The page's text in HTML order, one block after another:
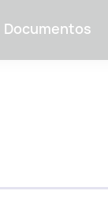
Documentos